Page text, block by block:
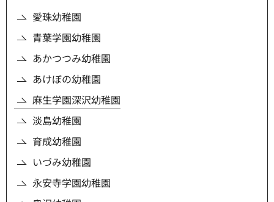
愛珠幼稚園
青葉学園幼稚園
あかつつみ幼稚園
あけぼの幼稚園
麻生学園深沢幼稚園
淡島幼稚園
育成幼稚園
いづみ幼稚園
永安寺学園幼稚園